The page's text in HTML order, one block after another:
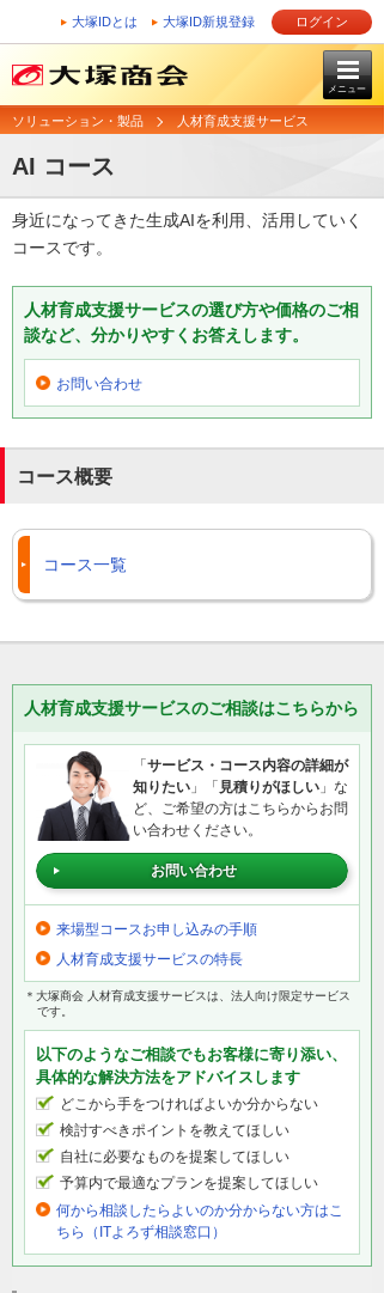
大塚IDとは 大塚ID新規登録 ログイン
メニュー
ソリューション・製品 人材育成支援サービス
AI コース
身近になってきた生成AIを利用、活用していく
コースです。
人材育成支援サービスの選び方や価格のご相
談など、分かりやすくお答えします。
お問い合わせ
コース概要
コース一覧
人材育成支援サービスのご相談はこちらから
「 サービス・コース内容の詳細が
知りたい 」「 見積りがほしい 」な
ど、ご希望の方はこちらからお問
い合わせください。
お問い合わせ
来場型コースお申し込みの手順
人材育成支援サービスの特長
＊大塚商会 人材育成支援サービスは、法人向け限定サービス
です。
以下のようなご相談でもお客様に寄り添い、
具体的な解決方法をアドバイスします
どこから手をつければよいか分からない
検討すべきポイントを教えてほしい
自社に必要なものを提案してほしい
予算内で最適なプランを提案してほしい
何から相談したらよいのか分からない方はこ
ちら（ITよろず相談窓口）